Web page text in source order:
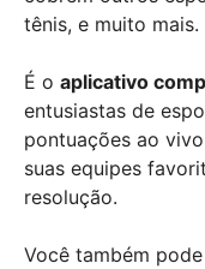
tênis, e muito mais.
É o aplicativo
entusiastas de
pontuações ao
suas equipes
resolução.
Você também pode